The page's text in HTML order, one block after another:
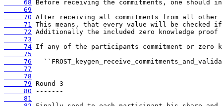
     68
     69
     70
     71
     72
     73
     74
     75
     76
     77
     78
     79
     80
     81